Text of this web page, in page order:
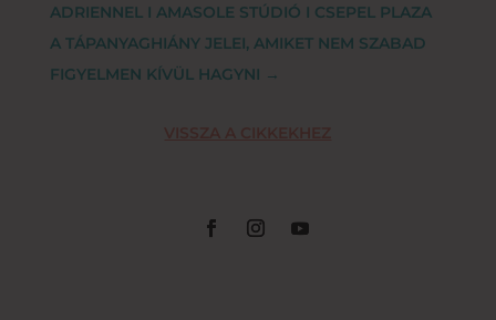
ADRIENNEL I AMASOLE STÚDIÓ I CSEPEL PLAZA
A TÁPANYAGHIÁNY JELEI, AMIKET NEM SZABAD
FIGYELMEN KÍVÜL HAGYNI →